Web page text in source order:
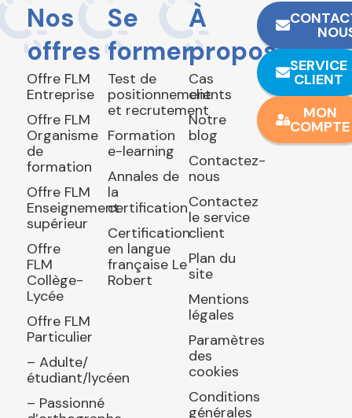
Nos
offres
Offre FLM
Entreprise
Offre FLM
Organisme
de
formation
Offre FLM
Enseignement
supérieur
Offre
FLM
Collège-
Lycée
Offre FLM
Particulier
– Adulte/
étudiant/lycéen
– Passionné
Se
former
Test de
positionnement
et recrutement
Formation
e-learning
Annales de
la
certification
Certification
en langue
française Le
Robert
À
propos
Cas
clients
Notre
blog
Contactez-
nous
Contactez
le service
client
Plan du
site
Mentions
légales
Paramètres
des
cookies
Conditions
générales
SERVICE
CLIENT
MON
COMPTE